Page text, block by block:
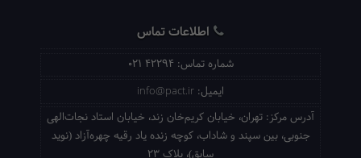
اطلاعات تماس
شماره تماس: 021 42294
ایمیل: info@pact.ir
آدرس مرکز: تهران، خیابان کریم‌خان زند، خیابان استاد نجات‌الهی
جنوبی، بین سپند و شاداب، کوچه زنده یاد رقیه چهره‌آزاد (نوید